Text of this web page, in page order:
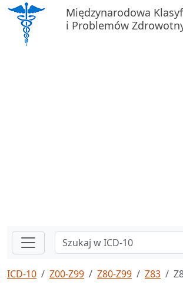
Międzynarodowa
i Problemów
ICD-10 Z00-Z99 Z80-Z99 Z83